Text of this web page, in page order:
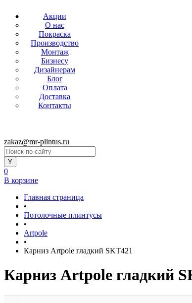
Акции
О нас
Покраска
Производство
Монтаж
Бизнесу
Дизайнерам
Блог
Оплата
Доставка
Контакты
zakaz@mr-plintus.ru
0
В корзине
Главная страница
•
Потолочные плинтусы
•
Artpole
•
Карниз Artpole гладкий SKT421
Карниз Artpole гладкий